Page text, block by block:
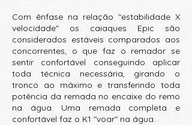
Com ênfase na relação "estabilidade X
velocidade" os caiaques Epic são
considerados estáveis comparados aos
concorrentes, o que faz o remador se
sentir confortável conseguindo aplicar
toda técnica necessária, girando o
tronco ao máximo e transferindo toda
potência da remada no encaixe do remo
na água. Uma remada completa e
confortável faz o K1 "voar" na água.